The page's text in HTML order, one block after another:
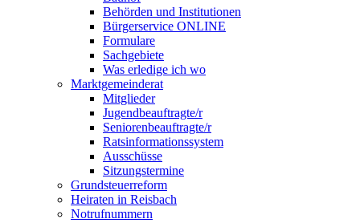
Behörden und Institutionen
Bürgerservice ONLINE
Formulare
Sachgebiete
Was erledige ich wo
Marktgemeinderat
Mitglieder
Jugendbeauftragte/r
Seniorenbeauftragte/r
Ratsinformationssystem
Ausschüsse
Sitzungstermine
Grundsteuerreform
Heiraten in Reisbach
Notrufnummern